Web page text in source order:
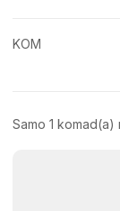
KOM
Samo 1 komad(a)